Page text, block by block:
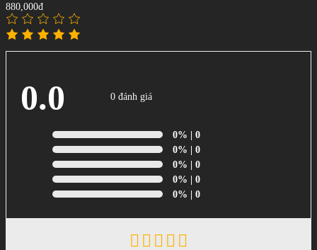
880,000đ
0.0 0 đánh giá
0% | 0
0% | 0
0% | 0
0% | 0
0% | 0